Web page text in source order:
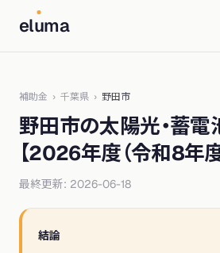
eluma
補助金 › 千葉県 › 野田市
野田市の太陽光・蓄電
【2026年度（令和8年度
最終更新: 2026-06-18
結論